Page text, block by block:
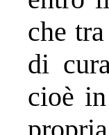
che
di
cioè